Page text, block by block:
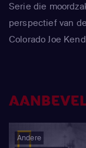
Serie die
perspectief van
Colorado Joe
Andere